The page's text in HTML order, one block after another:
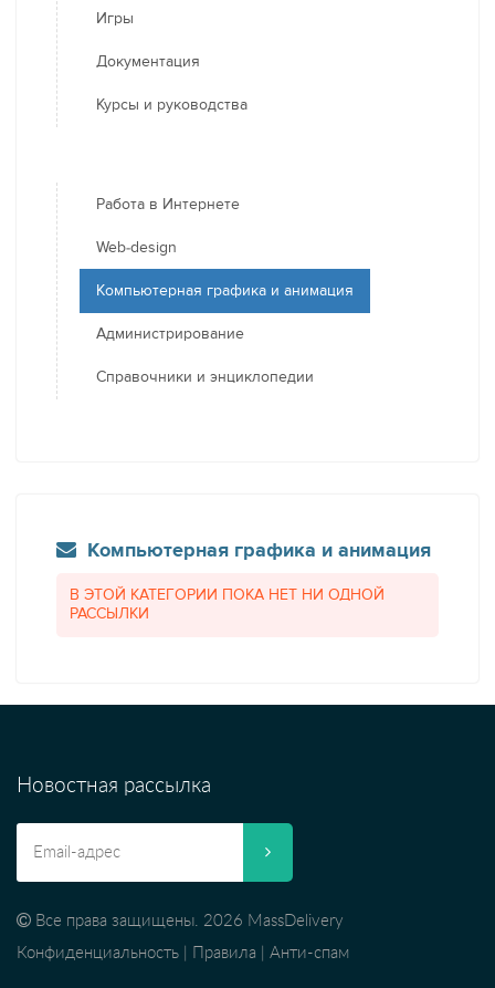
Игры
Документация
Курсы и руководства
Работа в Интернете
Web-design
Компьютерная графика и анимация
Администрирование
Справочники и энциклопедии
Компьютерная графика и анимация
В ЭТОЙ КАТЕГОРИИ ПОКА НЕТ НИ ОДНОЙ
РАССЫЛКИ
Новостная рассылка
Все права защищены. 2026 MassDelivery
Конфиденциальность
Правила Анти-спам